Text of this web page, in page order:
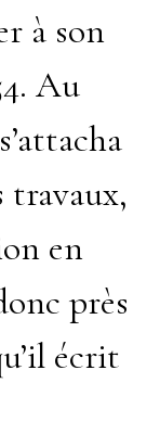
à son
Au
travaux,
en
près
écrit